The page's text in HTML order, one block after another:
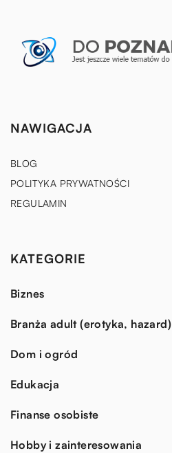
NAWIGACJA
BLOG
POLITYKA PRYWATNOŚCI
REGULAMIN
KATEGORIE
Biznes
Branża adult (erotyka, hazard)
Dom i ogród
Edukacja
Finanse osobiste
Hobby i zainteresowania